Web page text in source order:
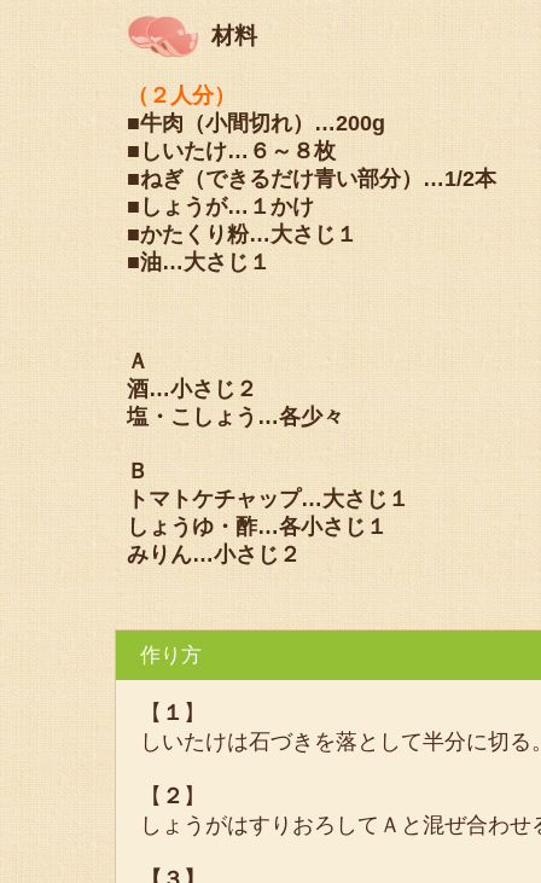
材料
（２人分）
■牛肉（小間切れ）…200g
■しいたけ…６～８枚
■ねぎ（できるだけ青い部分）…1/2本
■しょうが…１かけ
■かたくり粉…大さじ１
■油…大さじ１
Ａ
酒…小さじ２
塩・こしょう…各少々
Ｂ
トマトケチャップ…大さじ１
しょう ゆ・酢…各小さじ１
みりん…小さじ２
作り方
【 １ 】
しいたけは石づきを落として半分に切
【 ２ 】
しょうがはすりおろしてＡと混ぜ合わせ